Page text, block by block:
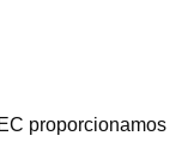
proporcionamos